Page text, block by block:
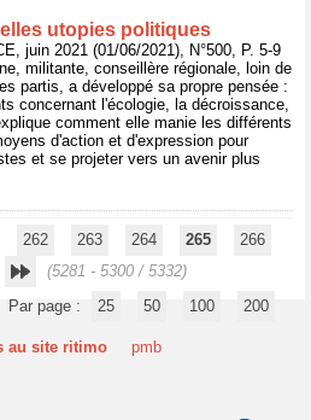
utopies politiques
juin 2021 (01/06/2021), N°500, P. 5-9
militante, conseillère régionale, loin de
partis, a développé sa propre pensée :
concernant l'écologie, la décroissance,
comment elle manie les différents
d'action et d'expression pour
et se projeter vers un avenir plus
262 263 264 265
266
(5281 - 5300 / 5332)
Par page :
25 50 100 200
au site ritimo pmb